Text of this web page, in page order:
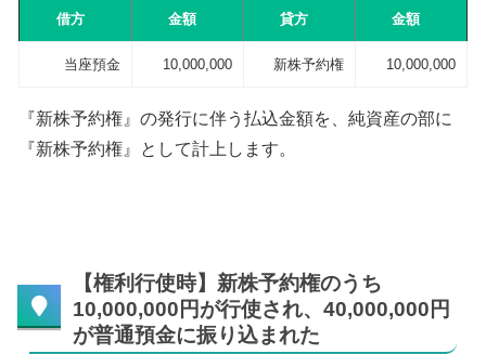
借方 金額 貸方 金額
当座預金 10,000,000 新株予約権 10,000,000
『新株予約権』の発行に伴う払込金額を、純資産の部に
『新株予約権』として計上します。
【権利行使時】新株予約権のうち
10,000,000円が行使され、40,000,000円
が普通預金に振り込まれた